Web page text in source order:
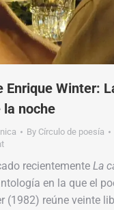
Enrique Winter:
la noche
By Círculo de poesía
recientemente La
en la que el
(1982) reúne veinte